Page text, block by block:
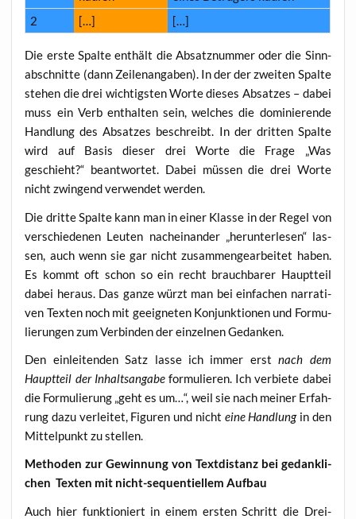
2
[…] […]
Die ers­te Spal­te ent­hält die Absatz­num­mer oder die Sinn­
ab­schnit­te (dann Zei­len­an­ga­ben). In der der zwei­ten Spal­te
ste­hen die drei wich­tigs­ten Wor­te die­ses Absat­zes – dabei
muss ein Verb ent­hal­ten sein, wel­ches die domi­nie­ren­de
Hand­lung des Absat­zes beschreibt. In der drit­ten Spal­te
wird auf Basis die­ser drei Wor­te die Fra­ge „Was
geschieht?“ beant­wor­tet. Dabei müs­sen die drei Wor­te
nicht zwin­gend ver­wen­det werden.
Die drit­te Spal­te kann man in einer Klas­se in der Regel von
ver­schie­de­nen Leu­ten nach­ein­an­der „her­un­ter­le­sen“ las­
sen, auch wenn sie gar nicht zusam­men­ge­ar­bei­tet haben.
Es kommt oft schon so ein recht brauch­ba­rer Haupt­teil
dabei her­aus. Das gan­ze würzt man bei ein­fa­chen nar­ra­ti­
ven Tex­ten noch mit geeig­ne­ten Kon­junk­tio­nen und For­mu­
lie­run­gen zum Ver­bin­den der ein­zel­nen Gedanken.
Den ein­lei­ten­den Satz las­se ich immer erstnach dem
Haupt­teil der Inhalts­an­ga­befor­mu­lie­ren. Ich ver­bie­te dabei
die For­mu­lie­rung „geht es um…“, weil sie nach mei­ner Erfah­
rung dazu ver­lei­tet, Figu­ren und nicht eine Hand­lungin den
Mit­tel­punkt zu stellen.
Metho­den zur Gewin­nung von Text­di­stanz bei gedank­li­
chen Tex­ten mit nicht-sequen­ti­el­lem Aufbau
Auch hier funk­tio­niert in einem ers­ten Schritt die Drei-